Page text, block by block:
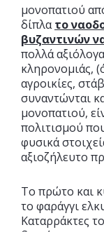
μονοπατιού
δίπλατο
βυζαντινών
πολλά
κληρονομιάς,
αγροικίες,
συναντώνται
μονοπατιού,
πολιτισμού
φυσικά
αξιοζήλευτο
Το πρώτο και
το φαράγγι
Καταρράκτες